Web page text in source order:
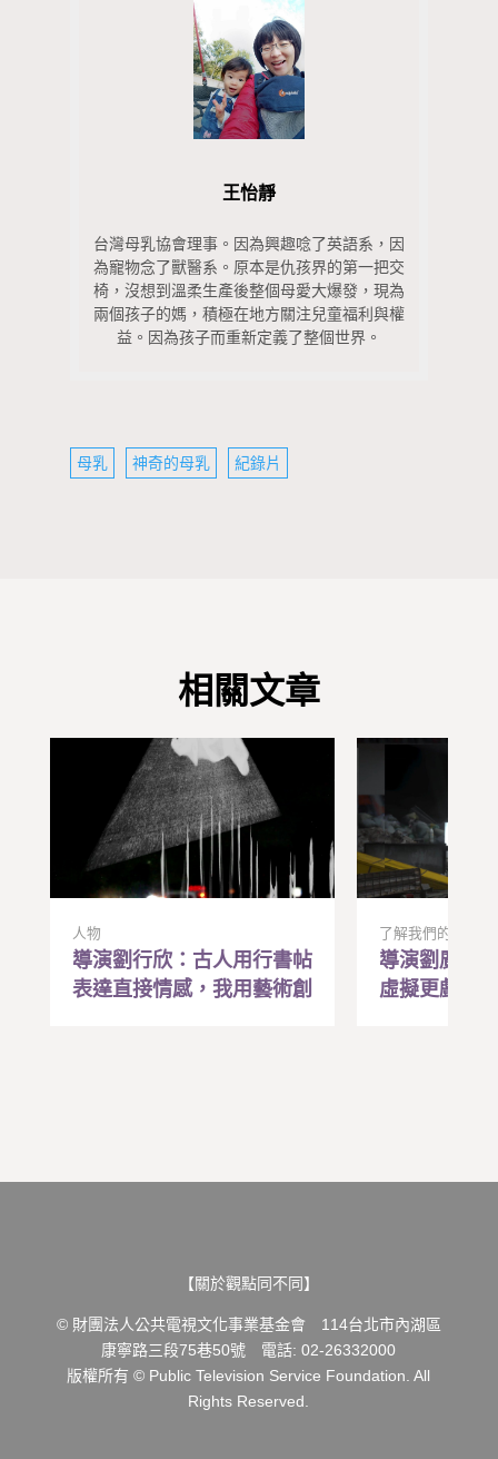
王怡靜
台灣母乳協會理事。因為興趣唸了英語系，因
為寵物念了獸醫系。原本是仇孩界的第一把交
椅，沒想到溫柔生產後整個母愛大爆發，現為
兩個孩子的媽，積極在地方關注兒童福利與權
益。因為孩子而重新定義了整個世界。
母乳 神奇的母乳 紀錄片
相關文章
人物
導演劉行欣：古人用行書帖
表達直接情感，我用藝術創
了解我們的世界
導演劉廣隸
虛擬更戲劇
【關於觀點同不同】
© 財團法人公共電視文化事業基金會 114台北市內湖區
康寧路三段75巷50號 電話: 02-26332000
版權所有 © Public Television Service Foundation. All
Rights Reserved.